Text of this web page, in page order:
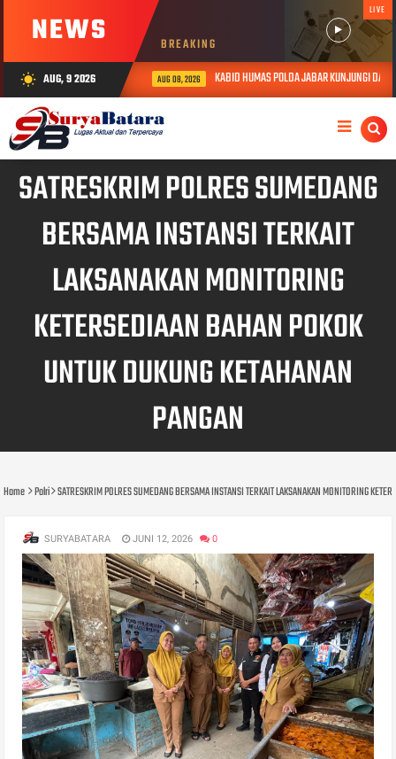
NEWS BREAKING
LIVE
wb_sunny AUG, 9 2026 AUG 08, 2026 KABID HUMAS POLDA JABAR KUNJUNGI DAN
SATRESKRIM POLRES SUMEDANG
BERSAMA INSTANSI TERKAIT
LAKSANAKAN MONITORING
KETERSEDIAAN BAHAN POKOK
UNTUK DUKUNG KETAHANAN
PANGAN
Home Polri SATRESKRIM POLRES SUMEDANG BERSAMA INSTANSI TERKAIT LAKSANAKAN MONITORING
SURYABATARA JUNI 12, 2026 0